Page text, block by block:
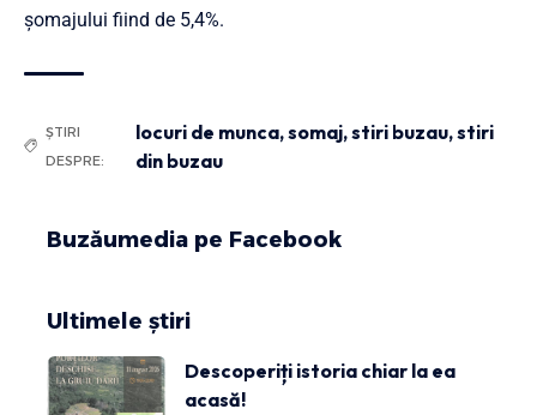
șomajului fiind de 5,4%.
ȘTIRI
DESPRE:
locuri de munca,somaj,stiri buzau,stiri
din buzau
Buzăumedia pe Facebook
Ultimele știri
Descoperiți istoria chiar la ea
acasă!